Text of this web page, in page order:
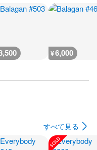
¥6,000
すべて見る